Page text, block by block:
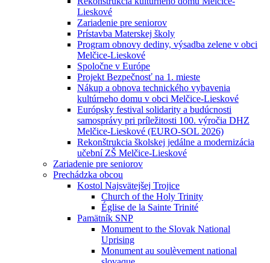
Lieskové
Zariadenie pre seniorov
Prístavba Materskej školy
Program obnovy dediny, výsadba zelene v obci
Melčice-Lieskové
Spoločne v Európe
Projekt Bezpečnosť na 1. mieste
Nákup a obnova technického vybavenia
kultúrneho domu v obci Melčice-Lieskové
Európsky festival solidarity a budúcnosti
samosprávy pri príležitosti 100. výročia DHZ
Melčice-Lieskové (EURO-SOL 2026)
Rekonštrukcia školskej jedálne a modernizácia
učební ZŠ Melčice-Lieskové
Zariadenie pre seniorov
Prechádzka obcou
Kostol Najsvätejšej Trojice
Church of the Holy Trinity
Église de la Sainte Trinité
Pamätník SNP
Monument to the Slovak National
Uprising
Monument au soulèvement national